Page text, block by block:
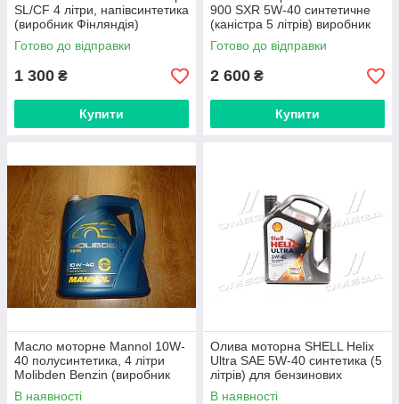
SL/CF 4 літри, напівсинтетика
(виробник Фінляндія)
Готово до відправки
1 300 ₴
Купити
900 SXR 5W-40 синтетичне
(каністра 5 літрів) виробник
Готово до відправки
2 600 ₴
Купити
Масло моторне Mannol 10W-
40 полусинтетика, 4 літри
Molibden Benzin (виробник
Європейський союз)
В наявності
Олива моторна SHELL Helix
Ultra SAE 5W-40 синтетика (5
літрів) для бензинових
двигунів
В наявності